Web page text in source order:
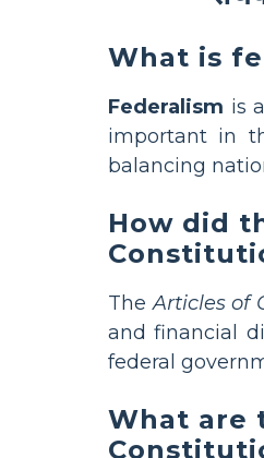
What is
Federalism is
important in
balancing
How did
TheArticles of
and financial
federal
What are